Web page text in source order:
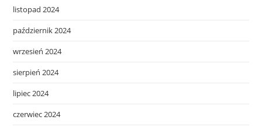
listopad 2024
październik 2024
wrzesień 2024
sierpień 2024
lipiec 2024
czerwiec 2024